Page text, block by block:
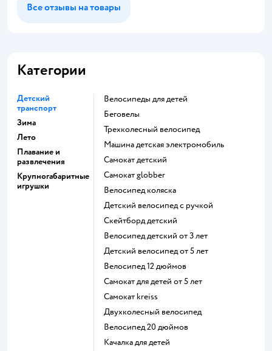
Все отзывы на товары
Категории
Детский
транспорт
Зима
Лето
Плавание и
развлечения
Крупногабаритные
игрушки
Велосипеды для детей
Беговелы
Трехколесный велосипед
Машина детская электромобиль
Самокат детский
Самокат globber
Велосипед коляска
Детский велосипед с ручкой
Скейтборд детский
Велосипед детский от 3 лет
Детский велосипед от 5 лет
Велосипед 12 дюймов
Самокат для детей от 5 лет
Самокат kreiss
Двухколесный велосипед
Велосипед 20 дюймов
Качалка для детей